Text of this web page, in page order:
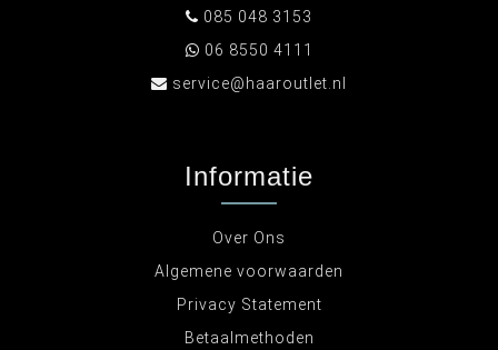
085 048 3153
06 8550 4111
service@haaroutlet.nl
Informatie
Over Ons
Algemene voorwaarden
Privacy Statement
Betaalmethoden